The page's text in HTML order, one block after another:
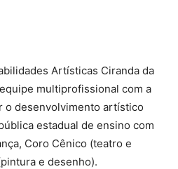
Artísticas Ciranda da
multiprofissional com a
o desenvolvimento artístico
estadual de ensino com
Coro Cênico (teatro e
e desenho).